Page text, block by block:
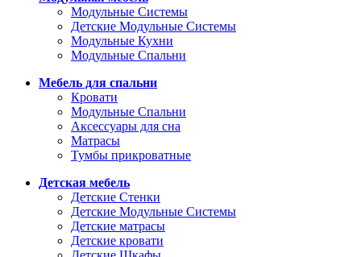
Модульные Системы
Детские Модульные Системы
Модульные Кухни
Модульные Спальни
Мебель для спальни
Кровати
Модульные Спальни
Аксессуары для сна
Матрасы
Тумбы прикроватные
Детская мебель
Детские Стенки
Детские Модульные Системы
Детские матрасы
Детские кровати